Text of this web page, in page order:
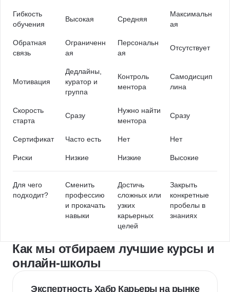
Гибкость
обучения
Высокая Средняя
Максимальн
ая
Обратная
связь
Ограниченн
ая
Персональн
ая
Отсутствует
Мотивация
Дедлайны,
куратор и
группа
Контроль
ментора
Самодисцип
лина
Скорость
старта
Сразу
Нужно найти
ментора
Сразу
Сертификат Часто есть Нет Нет
Риски Низкие Низкие Высокие
Для чего
подходит?
Сменить
профессию
и прокачать
навыки
Достичь
сложных или
узких
карьерных
целей
Закрыть
конкретные
пробелы в
знаниях
Как мы отбираем лучшие курсы и
онлайн-школы
Экспертность Хабр Карьеры на рынке